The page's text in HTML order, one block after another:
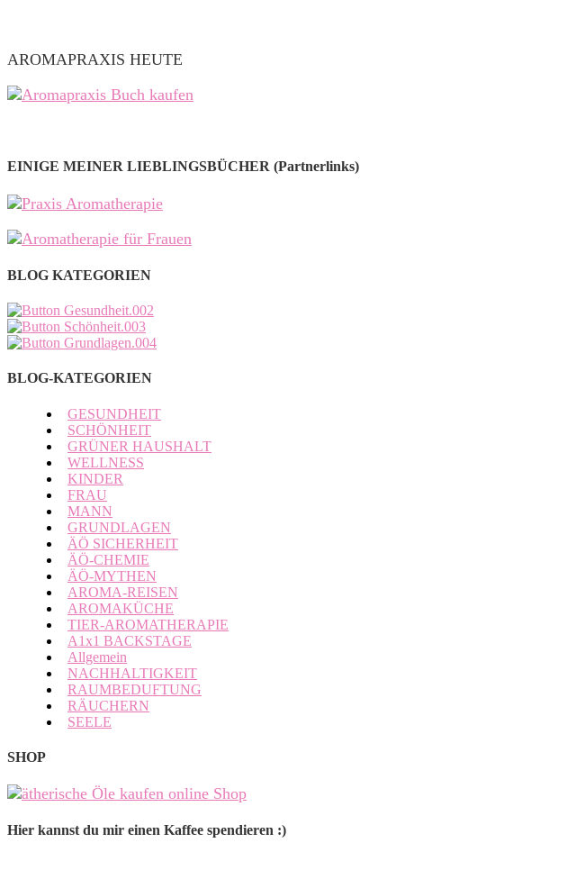
AROMAPRAXIS HEUTE
EINIGE MEINER LIEBLINGSBÜCHER (Partnerlinks)
BLOG KATEGORIEN
BLOG-KATEGORIEN
GESUNDHEIT
SCHÖNHEIT
GRÜNER HAUSHALT
WELLNESS
KINDER
FRAU
MANN
GRUNDLAGEN
ÄÖ SICHERHEIT
ÄÖ-CHEMIE
ÄÖ-MYTHEN
AROMA-REISEN
AROMAKÜCHE
TIER-AROMATHERAPIE
A1x1 BACKSTAGE
Allgemein
NACHHALTIGKEIT
RAUMBEDUFTUNG
RÄUCHERN
SEELE
SHOP
Hier kannst du mir einen Kaffee spendieren :)